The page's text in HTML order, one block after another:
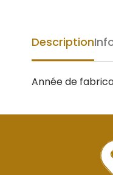
Description
Année de